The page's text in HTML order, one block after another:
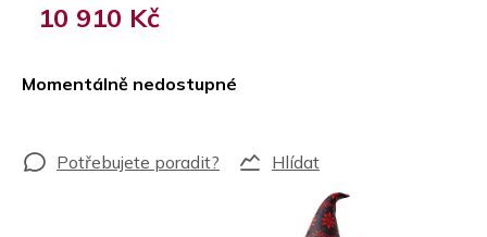
10 910 Kč
Momentálně nedostupné
Hlídat